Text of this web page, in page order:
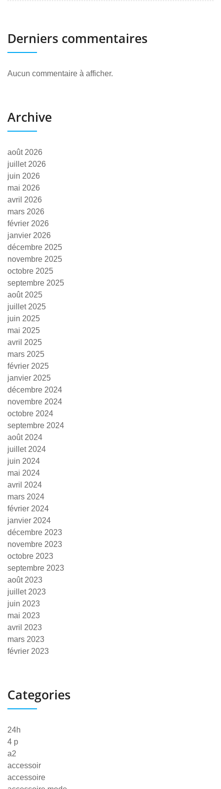
Derniers commentaires
Aucun commentaire à afficher.
Archive
août 2026
juillet 2026
juin 2026
mai 2026
avril 2026
mars 2026
février 2026
janvier 2026
décembre 2025
novembre 2025
octobre 2025
septembre 2025
août 2025
juillet 2025
juin 2025
mai 2025
avril 2025
mars 2025
février 2025
janvier 2025
décembre 2024
novembre 2024
octobre 2024
septembre 2024
août 2024
juillet 2024
juin 2024
mai 2024
avril 2024
mars 2024
février 2024
janvier 2024
décembre 2023
novembre 2023
octobre 2023
septembre 2023
août 2023
juillet 2023
juin 2023
mai 2023
avril 2023
mars 2023
février 2023
Categories
24h
4 p
a2
accessoir
accessoire